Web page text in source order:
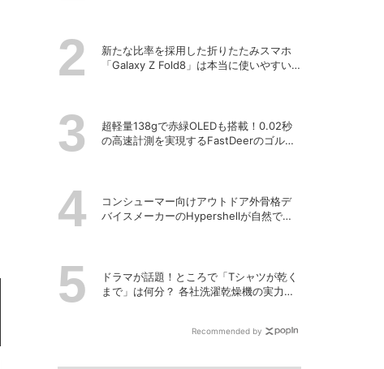
新たな比率を採用した折りたたみスマホ
「Galaxy Z Fold8」は本当に使いやすい
超軽量138gで赤緑OLEDも搭載！0.02秒
の高速計測を実現するFastDeerのゴルフ
コンシューマー向けアウトドア外骨格デ
バイスメーカーのHypershellが自然でシ
ドラマが話題！ところで「Tシャツが乾く
まで」は何分？ 各社洗濯乾燥機の実力を
Recommended by